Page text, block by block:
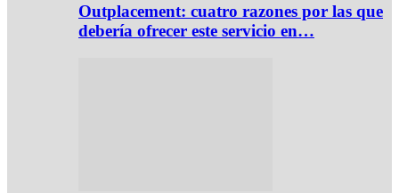
Outplacement: cuatro razones por las que
debería ofrecer este servicio en…